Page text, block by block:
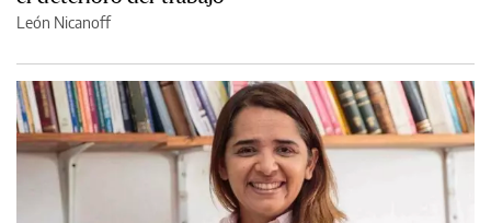
León Nicanoff